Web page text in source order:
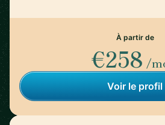
À partir de
€258 /
Voir le profil